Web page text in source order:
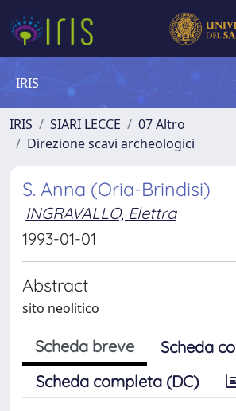
IRIS
IRIS SIARI LECCE
07 Altro
Direzione scavi archeologici
S. Anna (Oria-Brindisi)
INGRAVALLO, Elettra
1993-01-01
Abstract
sito neolitico
Scheda breve
Scheda
Scheda completa (DC)